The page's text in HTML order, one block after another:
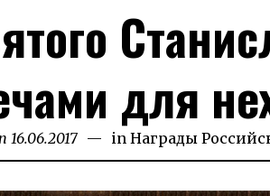
для
16.06.2017 03.12.2023
in Награды